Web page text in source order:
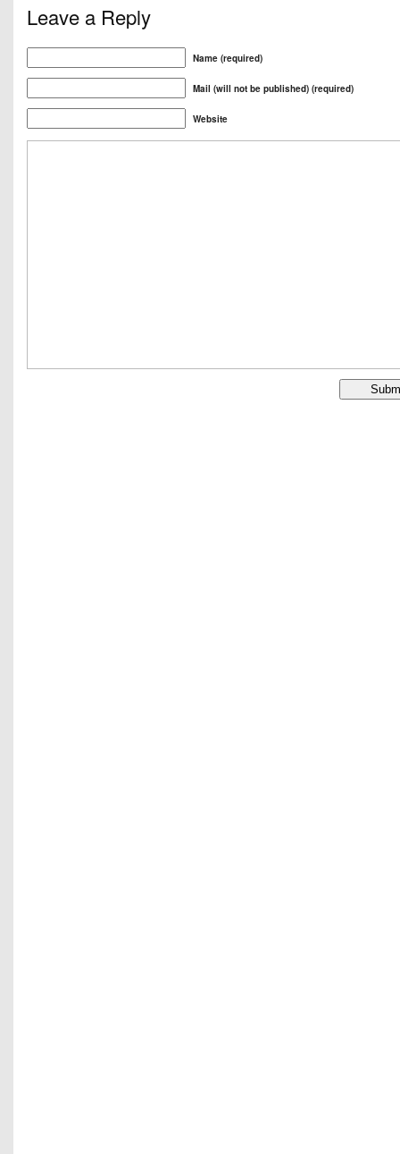
Leave a Reply
Name (required)
Mail (will not be published) (required)
Website